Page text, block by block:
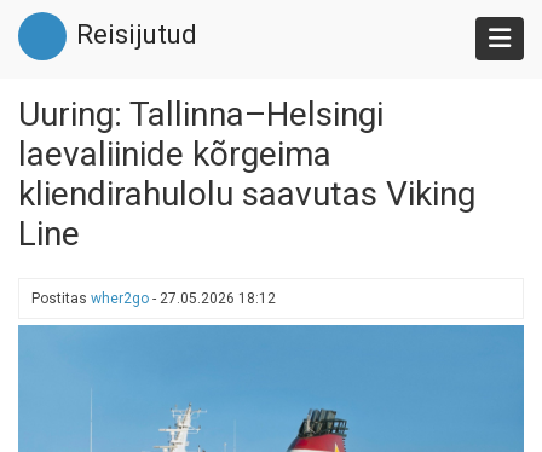
Liigu
edasi
põhisisu
Reisijutud
Uuring: Tallinna–Helsingi
laevaliinide kõrgeima
kliendirahulolu saavutas Viking
Line
Postitas wher2go - 27.05.2026 18:12